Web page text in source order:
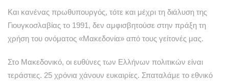
Και κανένας πρωθυπουργός, τότε και μέχρι τη διάλυση της
Γιουγκοσλαβίας το 1991, δεν αμφισβητούσε στην πράξη τη
χρήση του ονόματος «Μακεδονία» από τους γείτονές μας.
Στο Μακεδονικό, οι ευθύνες των Ελλήνων πολιτικών είναι
τεράστιες. 25 χρόνια χάνουν ευκαιρίες. Σπαταλάμε το εθνικό